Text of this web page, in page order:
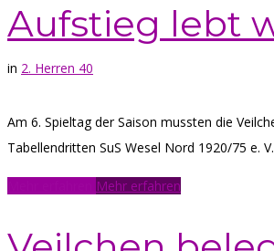
Aufstieg lebt
in 2. Herren 40
Am 6. Spieltag der Saison mussten die
Tabellendritten SuS Wesel Nord 1920/75 e.
Mehr erfahren